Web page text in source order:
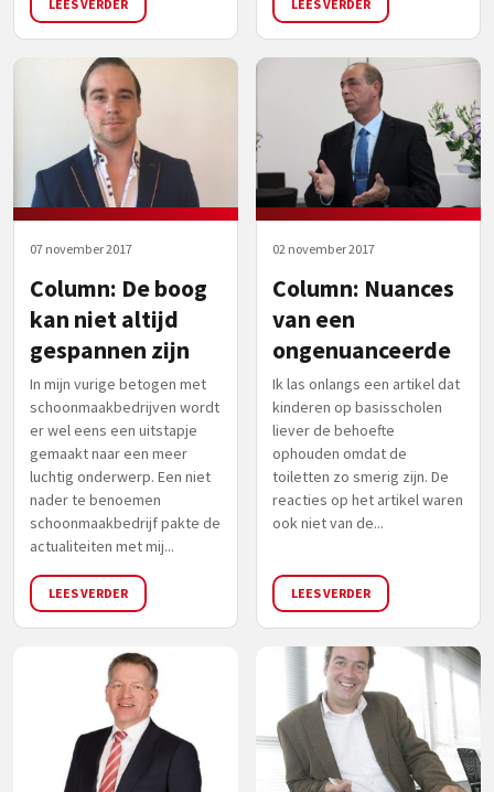
LEES VERDER LEES VERDER
07 november 2017
Column: De boog
kan niet altijd
gespannen zijn
In mijn vurige betogen met
schoonmaakbedrijven wordt
er wel eens een uitstapje
gemaakt naar een meer
luchtig onderwerp. Een niet
nader te benoemen
schoonmaakbedrijf pakte de
actualiteiten met mij...
LEES VERDER
02 november 2017
Column: Nuances
van een
ongenuanceerde
Ik las onlangs een artikel dat
kinderen op basisscholen
liever de behoefte
ophouden omdat de
toiletten zo smerig zijn. De
reacties op het artikel waren
ook niet van de...
LEES VERDER